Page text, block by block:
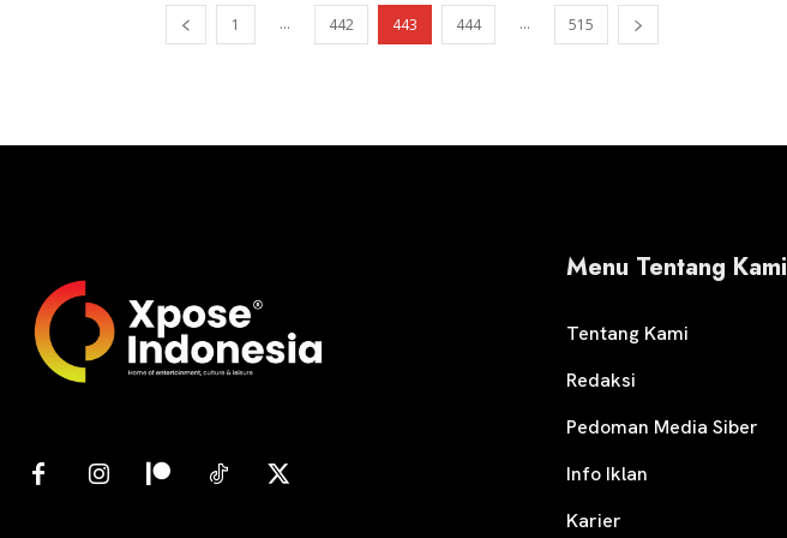
1 ... 442 443 444 ... 515
Menu Tentang Kami
Tentang Kami
Redaksi
Pedoman Media Siber
Info Iklan
Karier